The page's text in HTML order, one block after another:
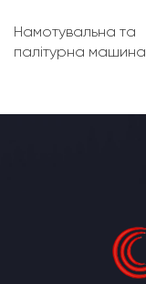
Намотувальна та
палітурна машина